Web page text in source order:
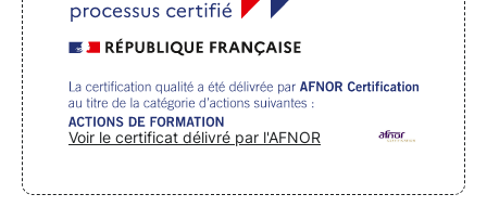
Voir le certificat délivré par l'AFNOR